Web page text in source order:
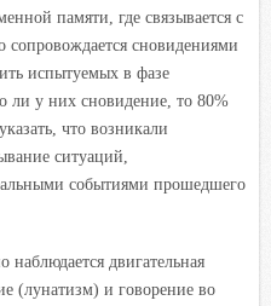
памяти, где связывается с
сновидениями
испытуемых в фазе
ли у них сновидение, то 80%
что возникали
ситуаций,
событиями прошедшего
двигательная
(лунатизм) и говорение во